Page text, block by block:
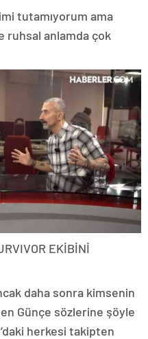
tutamıyorum ama
ruhsal anlamda çok
EKİBİNİ
daha sonra kimsenin
Günçe sözlerine şöyle
herkesi takipten